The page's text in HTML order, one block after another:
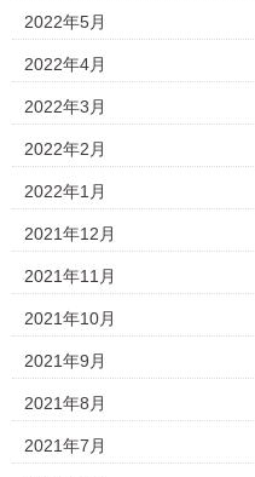
2022年5月
2022年4月
2022年3月
2022年2月
2022年1月
2021年12月
2021年11月
2021年10月
2021年9月
2021年8月
2021年7月